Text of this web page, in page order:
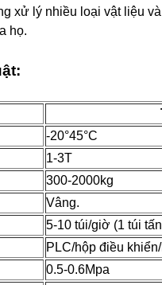
xử lý nhiều loại vật liệu
họ.
-20°45°C
1-3T
300-2000kg
Vâng.
5-10 túi/giờ (1 túi
PLC/hộp điều
0.5-0.6Mpa